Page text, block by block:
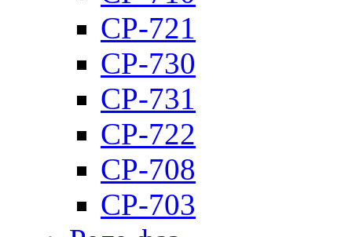
CP-721
CP-730
CP-731
CP-722
CP-708
CP-703